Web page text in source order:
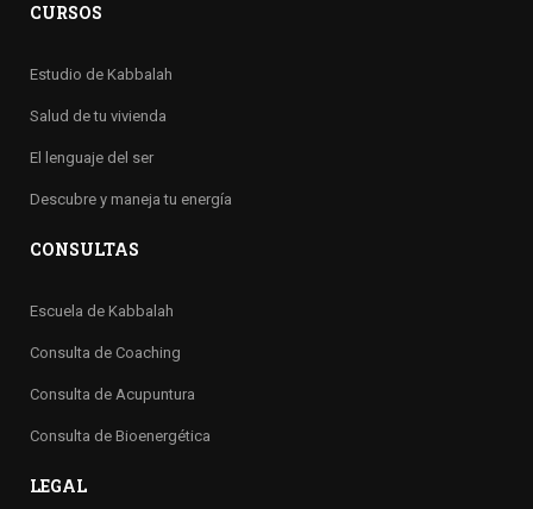
CURSOS
Estudio de Kabbalah
Salud de tu vivienda
El lenguaje del ser
Descubre y maneja tu energía
CONSULTAS
Escuela de Kabbalah
Consulta de Coaching
Consulta de Acupuntura
Consulta de Bioenergética
LEGAL